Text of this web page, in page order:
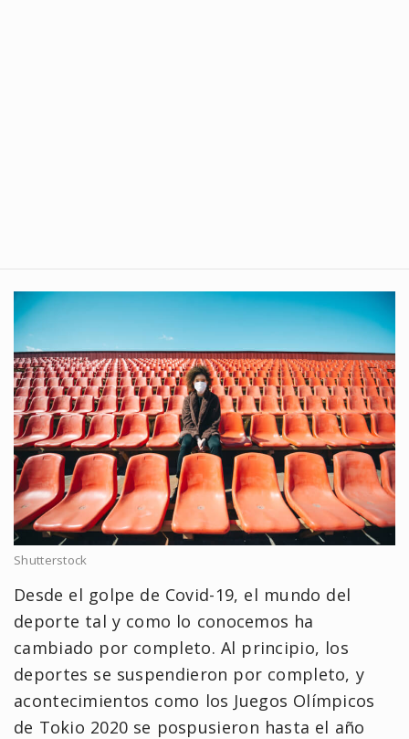
Shutterstock
Desde el golpe de Covid-19, el mundo del
deporte tal y como lo conocemos ha
cambiado por completo. Al principio, los
deportes se suspendieron por completo, y
acontecimientos como los Juegos Olímpicos
de Tokio 2020 se pospusieron hasta el año